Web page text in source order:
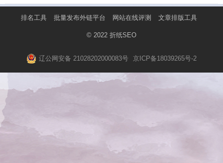
排名工具 批量发布外链平台 网站在线评测 文章排版工具
© 2022 折纸SEO
辽公网安备 21028202000083号 京ICP备18039265号-2